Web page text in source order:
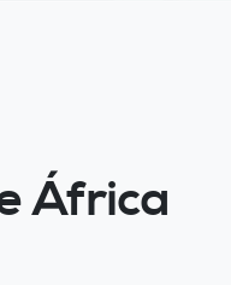
África